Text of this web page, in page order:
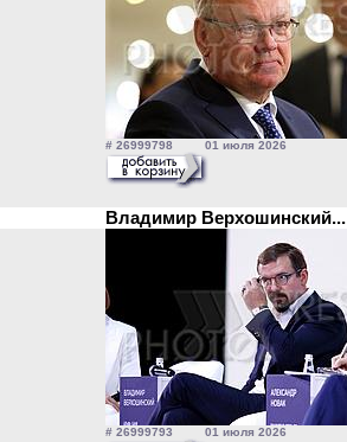
# 26999798 01 июля 2026
Владимир Верхошинский...
# 26999793 01 июля 2026